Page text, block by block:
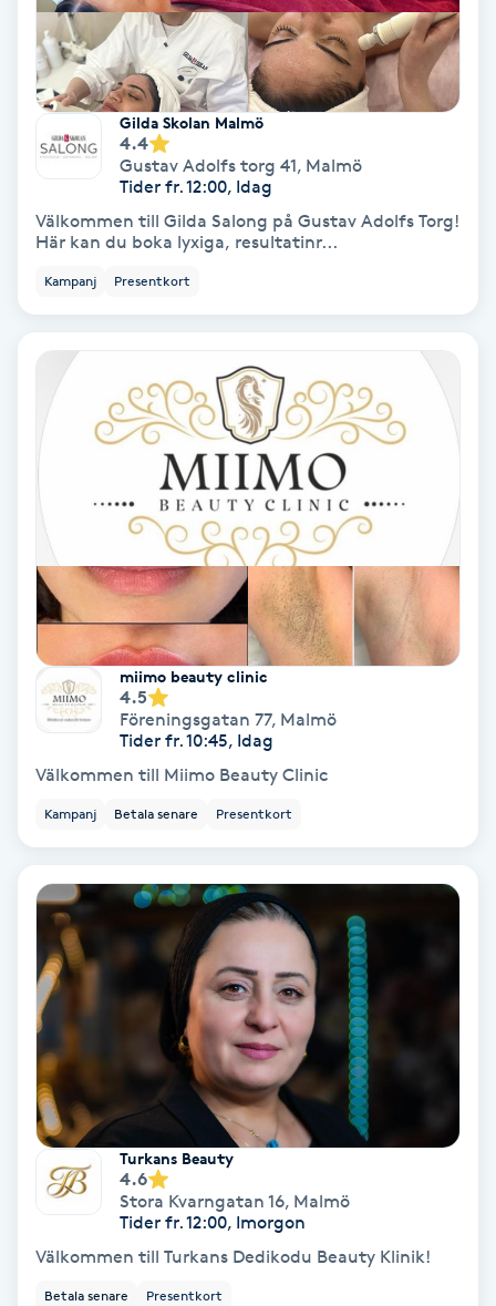
Brynplockning
Bröllopsuppsättning
Celluliter
Coachning
Color correction
Damklippning
Enzympeeling
Extensions
Extensions borttagning
Face framing
Faceliftmassage
Fet hårbotten
Fettreducering
Fibromassage
Fotmassage
Gilda Skolan Malmö
4.4
Gustav Adolfs torg 41, Malmö
Tider fr. 12:00, Idag
Välkommen till Gilda Salong på Gustav Adolfs Torg!
Här kan du boka lyxiga, resultatinr...
Kampanj Presentkort
miimo beauty clinic
4.5
Föreningsgatan 77, Malmö
Tider fr. 10:45, Idag
Välkommen till Miimo Beauty Clinic
Kampanj Betala senare Presentkort
Turkans Beauty
4.6
Stora Kvarngatan 16, Malmö
Tider fr. 12:00, Imorgon
Välkommen till Turkans Dedikodu Beauty Klinik!
Betala senare Presentkort